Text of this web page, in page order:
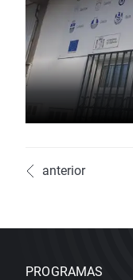
anterior
PROGRAMAS